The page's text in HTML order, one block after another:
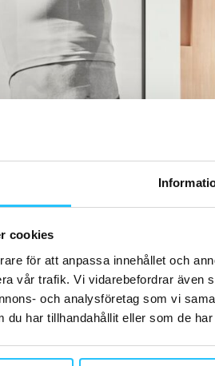
cookies
för att anpassa innehållet och
vår trafik. Vi vidarebefordrar även
och analysföretag som vi
du har tillhandahållit eller som de